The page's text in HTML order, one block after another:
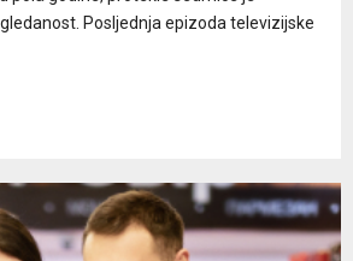
Posljednja epizoda televizijske